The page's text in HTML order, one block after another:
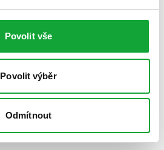
Povolit vše
Povolit výběr
Odmítnout